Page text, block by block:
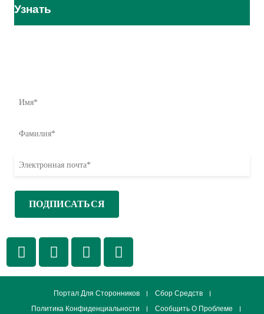
Узнать
Портал Для Сторонников
Сбор Средств
Политика Конфиденциальности
Сообщить О Проблеме